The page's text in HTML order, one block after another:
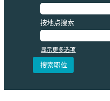
按地点搜索
显示更多选项